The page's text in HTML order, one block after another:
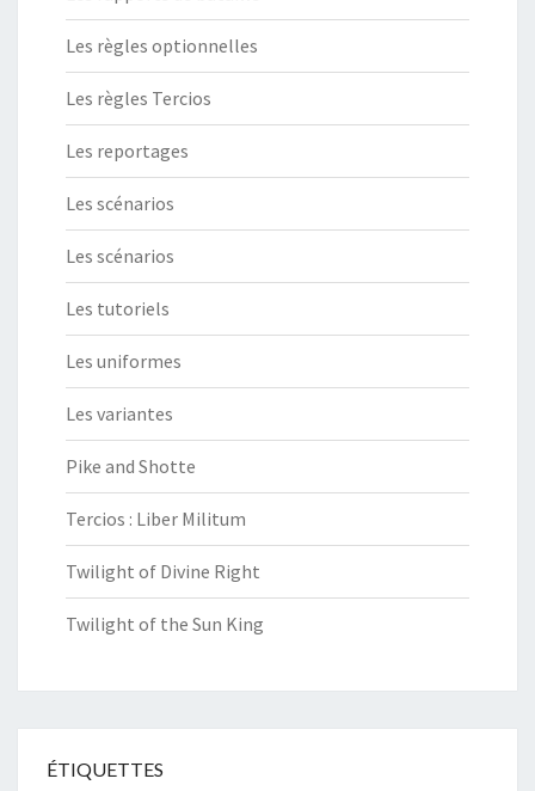
Les règles optionnelles
Les règles Tercios
Les reportages
Les scénarios
Les scénarios
Les tutoriels
Les uniformes
Les variantes
Pike and Shotte
Tercios : Liber Militum
Twilight of Divine Right
Twilight of the Sun King
ÉTIQUETTES